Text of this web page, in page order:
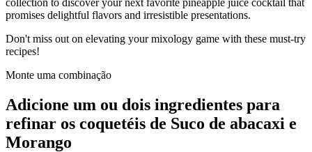
collection to discover your next favorite pineapple juice cocktail that
promises delightful flavors and irresistible presentations.
Don't miss out on elevating your mixology game with these must-try
recipes!
Monte uma combinação
Adicione um ou dois ingredientes para
refinar os coquetéis de Suco de abacaxi e
Morango